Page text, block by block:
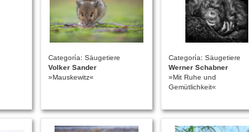
Categoría: Säugetiere
Volker Sander
»Mauskewitz«
Categoría: Säugetiere
Werner Schabner
»Mit Ruhe und
Gemütlichkeit«